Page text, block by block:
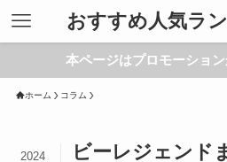
おすすめ人気ラ
本ページはプロモーショ
ホーム コラム
ビーレジェンド
2024